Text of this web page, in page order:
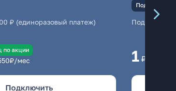
₽ (единоразовый платеж)
по акции
₽/мес
Подключить
Подключение
1 ₽/мес